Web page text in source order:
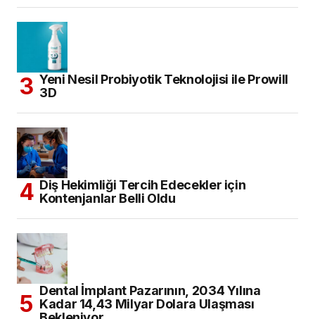
Yeni Nesil Probiyotik Teknolojisi ile Prowill
3D
Diş Hekimliği Tercih Edecekler için
Kontenjanlar Belli Oldu
Dental İmplant Pazarının, 2034 Yılına
Kadar 14,43 Milyar Dolara Ulaşması